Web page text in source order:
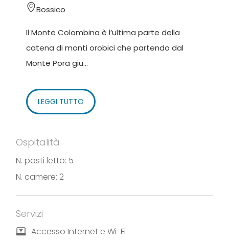
Bossico
Il Monte Colombina è l’ultima parte della
catena di monti orobici che partendo dal
Monte Pora giu...
LEGGI TUTTO
Ospitalità
N. posti letto: 5
N. camere: 2
Servizi
Accesso Internet e Wi-Fi